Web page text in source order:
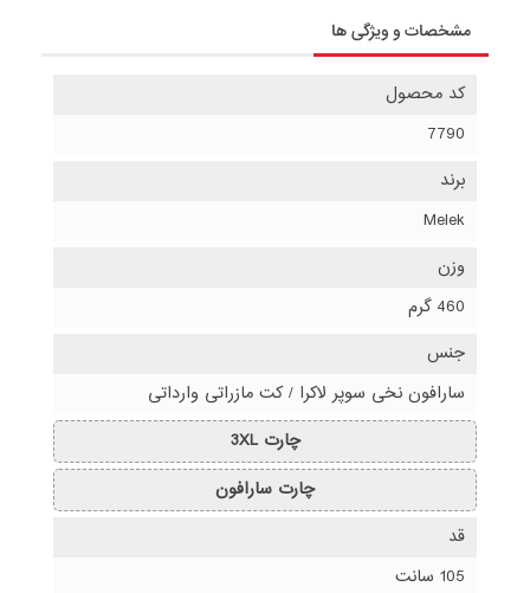
مشخصات و ویژگی ها
کد محصول
7790
برند
Melek
وزن
460 گرم
جنس
سارافون نخی سوپر لاکرا / کت مازراتی وارداتی
چارت 3XL
چارت سارافون
قد
105 سانت